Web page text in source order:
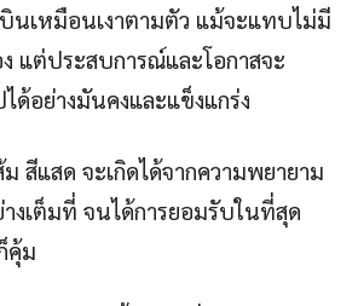
นเหมือนเงาตามตัว แม้จะแทบไม่มี
ง แต่ประสบการณ์และโอกาสจะ
ด้อย่างมันคงและแข็งแกร่ง
สีแสด จะเกิดได้จากความพยายาม
างเต็มที่ จนได้การยอมรับในที่สุด
คุ้ม